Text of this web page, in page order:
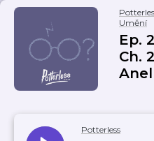
Umění
Ep.
Ch.
Potterless